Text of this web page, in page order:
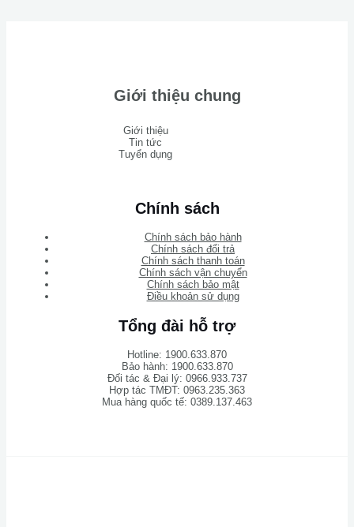
Giới thiệu chung
Giới thiệu
Tin tức
Tuyển dụng
Chính sách
Chính sách bảo hành
Chính sách đổi trả
Chính sách thanh toán
Chính sách vận chuyển
Chính sách bảo mật
Điều khoản sử dụng
Tổng đài hỗ trợ
Hotline: 1900.633.870
Bảo hành: 1900.633.870
Đối tác & Đại lý: 0966.933.737
Hợp tác TMĐT: 0963.235.363
Mua hàng quốc tế: 0389.137.463